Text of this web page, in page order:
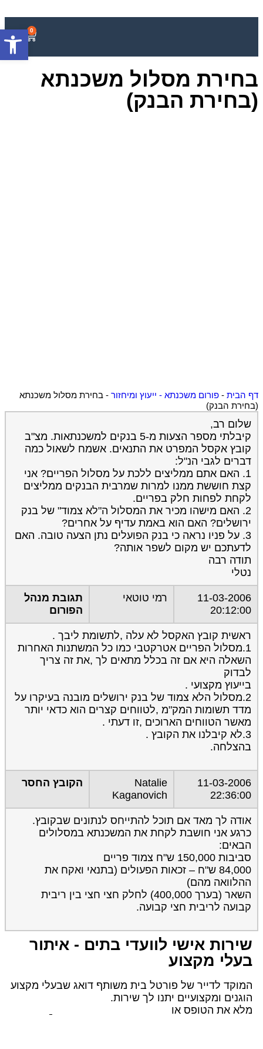
0
בחירת מסלול משכנתא
(בחירת הבנק)
דף הבית- פורום משכנתא - ייעוץ ומיחזור- בחירת מסלול משכנתא
(בחירת הבנק)
שלום רב,
קיבלתי מספר הצעות מ-5 בנקים למשכנתאות. מצ"ב
קובץ אקסל המפרט את התנאים. אשמח לשאול כמה
דברים לגבי הנ"ל:
1. האם אתם ממליצים ללכת על מסלול הפריים? אני
קצת חוששת ממנו למרות שמרבית הבנקים ממליצים
לקחת לפחות חלק בפריים.
2. האם מישהו מכיר את המסלול ה"לא צמוד" של בנק
ירושלים? האם הוא באמת עדיף על אחרים?
3. על פניו נראה כי בנק הפועלים נתן הצעה טובה. האם
לדעתכם יש מקום לשפר אותה?
תודה רבה
נטלי
11-03-2006
20:12:00
רמי טוטאי
תגובת מנהל
הפורום
ראשית קובץ האקסל לא עלה ,לתשומת ליבך .
1.מסלול הפריים אטרקטבי כמו כל המשתנות האחרות
השאלה היא אם זה בכלל מתאים לך ,את זה צריך
לבדוק
בייעוץ מקצועי .
2.מסלול הלא צמוד של בנק ירושלים מובנה בעיקרו על
מדד תשומות המק"מ ,לטווחים קצרים הוא כדאי יותר
מאשר הטווחים הארוכים ,זו דעתי .
3.לא קיבלנו את הקובץ .
בהצלחה.
11-03-2006
22:36:00
Natalie
Kaganovich
הקובץ החסר
אודה לך מאד אם תוכל להתייחס לנתונים שבקובץ.
כרגע אני חושבת לקחת את המשכנתא במסלולים
הבאים:
סביבות 150,000 ש"ח צמוד פריים
84,000 ש"ח – זכאות הפעולים (בתנאי ואקח את
ההלוואה מהם)
השאר (בערך 400,000) לחלק חצי חצי בין ריבית
קבועה לריבית חצי קבועה.
שירות אישי לוועדי בתים - איתור
בעלי מקצוע
המוקד לדייר של פורטל בית משותף דואג שבעלי מקצוע
הוגנים ומקצועיים יתנו לך שירות.
מלא את הטופס או
פתח